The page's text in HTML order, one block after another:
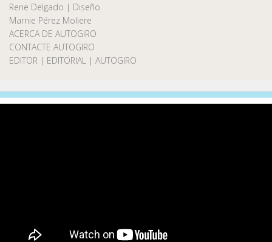
Rene Delgado | Diseño
Marnie Pérez Moliere
ACERCA DE AUTOGIRO
CONTACTE AUTOGIRO
EDITOR | EDITORIAL | AUTOGIRO